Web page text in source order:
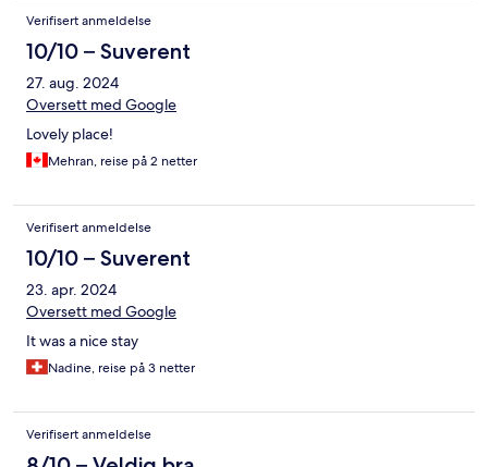
Verifisert anmeldelse
10/10 – Suverent
27. aug. 2024
Oversett med Google
Lovely place!
Mehran, reise på 2 netter
Verifisert anmeldelse
10/10 – Suverent
23. apr. 2024
Oversett med Google
It was a nice stay
Nadine, reise på 3 netter
Verifisert anmeldelse